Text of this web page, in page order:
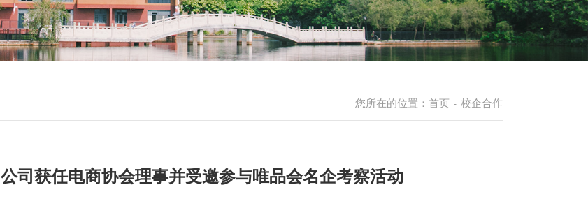
您所在的位置： 首页 - 校企合作
公司获任电商协会理事并受邀参与唯品会名企考察活动